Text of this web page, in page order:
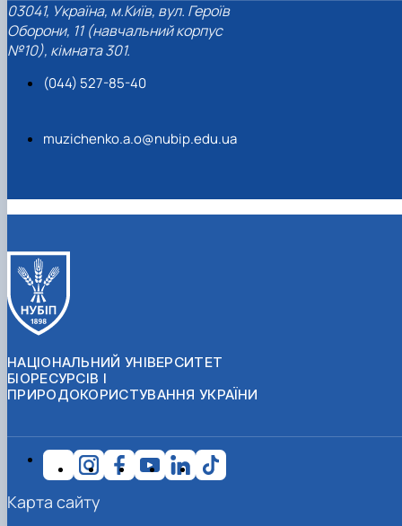
03041, Україна, м.Київ, вул. Героїв
Оборони, 11 (навчальний корпус
№10), кімната 301.
(044) 527-85-40
muzichenko.a.o@nubip.edu.ua
НАЦІОНАЛЬНИЙ УНІВЕРСИТЕТ
БІОРЕСУРСІВ І
ПРИРОДОКОРИСТУВАННЯ УКРАЇНИ
Карта сайту